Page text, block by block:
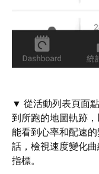
▼ 從活動列表頁面
到所跑的地圖軌跡
能看到心率和配速
話，檢視速度變化
指標。